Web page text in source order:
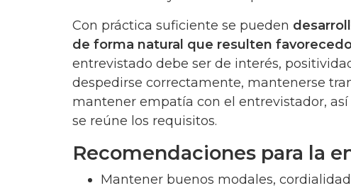
Con práctica suficiente se pueden
de forma natural que resulten
entrevistado debe ser de interés,
despedirse correctamente, mantenerse
mantener empatía con el entrevistador,
se reúne los requisitos.
Recomendaciones para la
Mantener buenos modales,